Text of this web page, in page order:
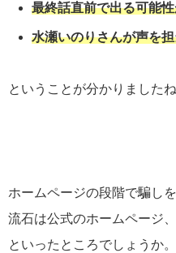
最終話直前で出る可能
水瀬いのりさんが声を
ということが分かりましたね
ホームページの段階で騙し
流石は公式のホームページ、
といったところでしょうか。